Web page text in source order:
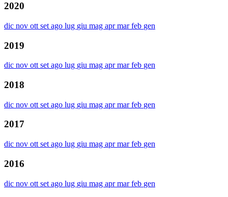
2020
dic nov ott set ago lug giu mag aprmarfeb gen
2019
dic nov ott set ago lug giu mag aprmarfeb gen
2018
dic nov ott set ago lug giu mag aprmarfeb gen
2017
dic nov ott set ago lug giu mag aprmarfeb gen
2016
dic nov ott set ago lug giu mag aprmarfeb gen